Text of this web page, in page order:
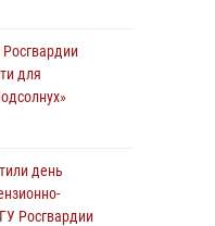
устройства рядом
Росгвардии
при проведении
Росгвардии
для
день
Росгвардии